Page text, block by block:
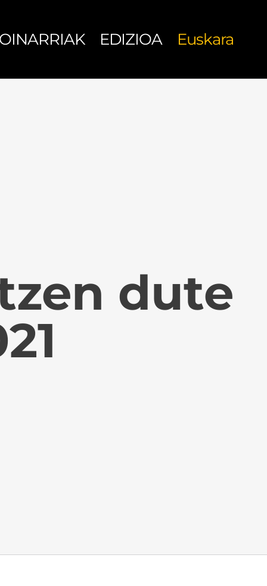
EDIZIOA Euskara
dute